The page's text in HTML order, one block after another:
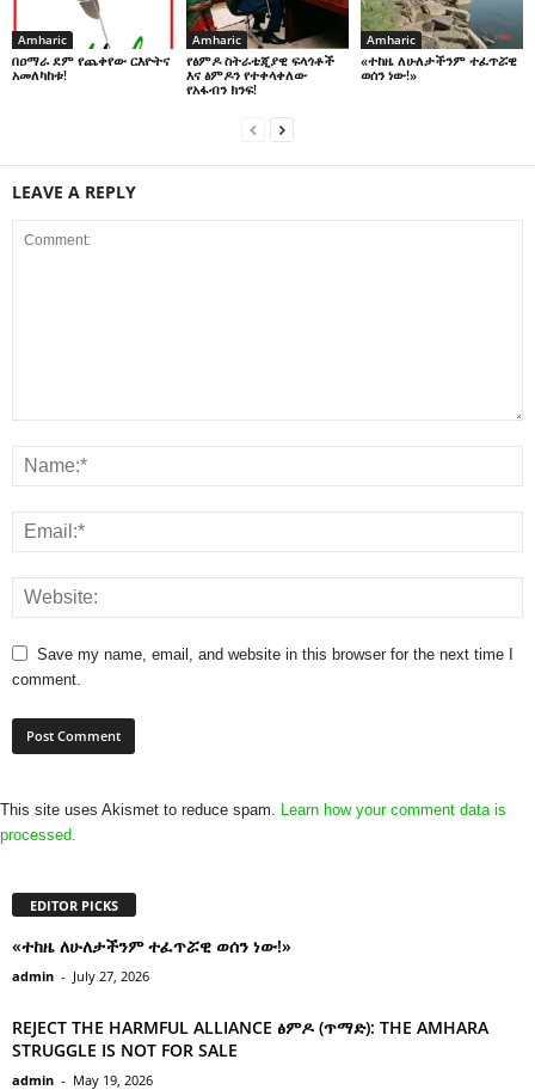
Amharic
በዐማራ ደም የጨቀየው ርእዮትና
አመለካከቱ!
Amharic
የፅምዶ ስትራቴጂያዊ ፍላጎቶች
እና ፅምዶን የተቀላቀለው
የአፋብን ክንፍ!
Amharic
«ተከዜ ለሁለታችንም ተፈጥሯዊ
ወሰን ነው!»
LEAVE A REPLY
Save my name, email, and website in this browser for the next time I
comment.
This site uses Akismet to reduce spam.
Learn how your comment data is
processed.
EDITOR PICKS
«ተከዜ ለሁለታችንም ተፈጥሯዊ ወሰን ነው!»
admin - July 27, 2026
REJECT THE HARMFUL ALLIANCE ፅምዶ (ጥማድ): THE AMHARA
STRUGGLE IS NOT FOR SALE
admin - May 19, 2026